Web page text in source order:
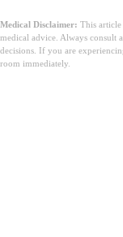
Medical Disclaimer: This
medical advice. Always consult
decisions. If you are
room immediately.